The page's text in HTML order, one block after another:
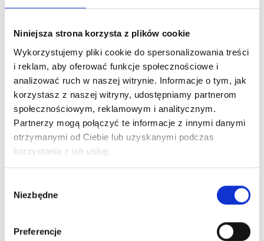
Niniejsza strona korzysta z plików cookie
Wykorzystujemy pliki cookie do spersonalizowania treści
i reklam, aby oferować funkcje społecznościowe i
analizować ruch w naszej witrynie. Informacje o tym, jak
korzystasz z naszej witryny, udostępniamy partnerom
społecznościowym, reklamowym i analitycznym.
Partnerzy mogą połączyć te informacje z innymi danymi
otrzymanymi od Ciebie lub uzyskanymi podczas
korzystania z ich usług.
zgody
Niezbędne
Preferencje
Nr Art.:215090-1100
łukiem 381-95 L
1100mm,
zastosowanie w
prowadzeniu
przemysłowym HL
240,00
Nr Art.:215092-3650
Prowadnica 1,75mm z
łukiem 305-92, L
3650mm,
zastosowanie w
prowadzeniu
/ para